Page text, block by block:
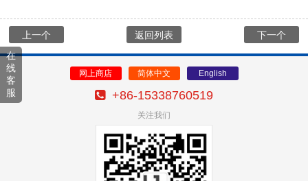
上一个 下一个
返回列表
网上商店 简体中文 English
+86-15338760519
关注我们
在
线
客
服